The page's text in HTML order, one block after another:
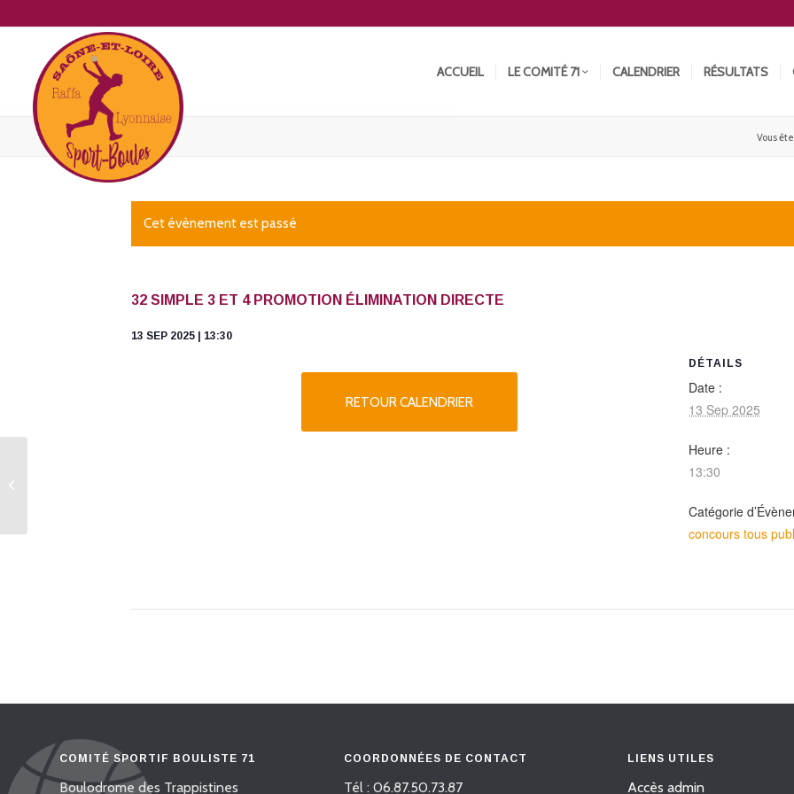
ACCUEIL LE COMITÉ 71 CALENDRIER RÉSULTATS
Vous
Cet évènement est passé
32 SIMPLE 3 ET 4 PROMOTION ÉLIMINATION DIRECTE
13 SEP 2025 | 13:30
RETOUR CALENDRIER
DÉTAILS
Date :
13 Sep 2025
Heure :
13:30
Catégorie
concours tous
COMITÉ SPORTIF BOULISTE 71
Boulodrome des Trappistines
COORDONNÉES DE CONTACT
Tél : 06.87.50.73.87
LIENS UTILES
Accès admin